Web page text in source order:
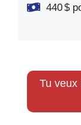
440 $
Tu veux